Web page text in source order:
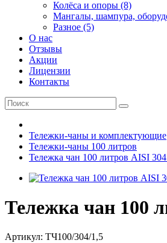
Колёса и опоры (8)
Мангалы, шампура,
Разное (5)
О нас
Отзывы
Акции
Лицензии
Контакты
Тележки-чаны и комплектующие
Тележки-чаны 100 литров
Тележка чан 100 литров AISI
Тележка чан 100
Артикул: ТЧ100/304/1,5